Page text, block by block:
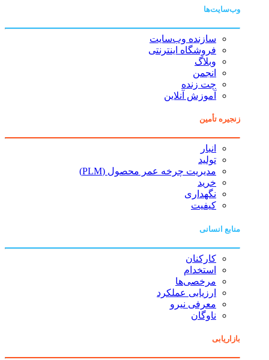
وب‌سایت‌ها
سازنده وب‌سایت
فروشگاه اینترنتی
وبلاگ
انجمن
چت زنده
آموزش آنلاین
زنجیره تأمین
انبار
تولید
مدیریت چرخه عمر محصول (PLM)
خرید
نگهداری
کیفیت
منابع انسانی
کارکنان
استخدام
مرخصی‌ها
ارزیابی عملکرد
معرفی نیرو
ناوگان
بازاریابی